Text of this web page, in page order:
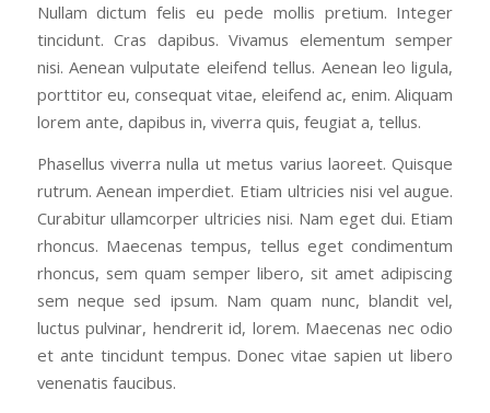
Nullam dictum felis eu pede mollis pretium. Integer
tincidunt. Cras dapibus. Vivamus elementum semper
nisi. Aenean vulputate eleifend tellus. Aenean leo ligula,
porttitor eu, consequat vitae, eleifend ac, enim. Aliquam
lorem ante, dapibus in, viverra quis, feugiat a, tellus.
Phasellus viverra nulla ut metus varius laoreet. Quisque
rutrum. Aenean imperdiet. Etiam ultricies nisi vel augue.
Curabitur ullamcorper ultricies nisi. Nam eget dui. Etiam
rhoncus. Maecenas tempus, tellus eget condimentum
rhoncus, sem quam semper libero, sit amet adipiscing
sem neque sed ipsum. Nam quam nunc, blandit vel,
luctus pulvinar, hendrerit id, lorem. Maecenas nec odio
et ante tincidunt tempus. Donec vitae sapien ut libero
venenatis faucibus.